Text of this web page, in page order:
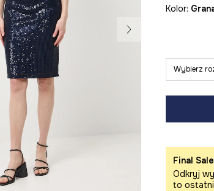
Kolor:
Wybierz
Final Sale
Odkryj
to